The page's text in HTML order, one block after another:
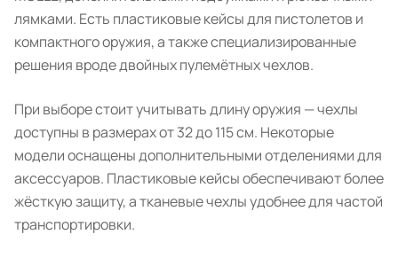
лямками. Есть пластиковые кейсы для пистолетов и
компактного оружия, а также специализированные
решения вроде двойных пулемётных чехлов.
При выборе стоит учитывать длину оружия — чехлы
доступны в размерах от 32 до 115 см. Некоторые
модели оснащены дополнительными отделениями для
аксессуаров. Пластиковые кейсы обеспечивают более
жёсткую защиту, а тканевые чехлы удобнее для частой
транспортировки.